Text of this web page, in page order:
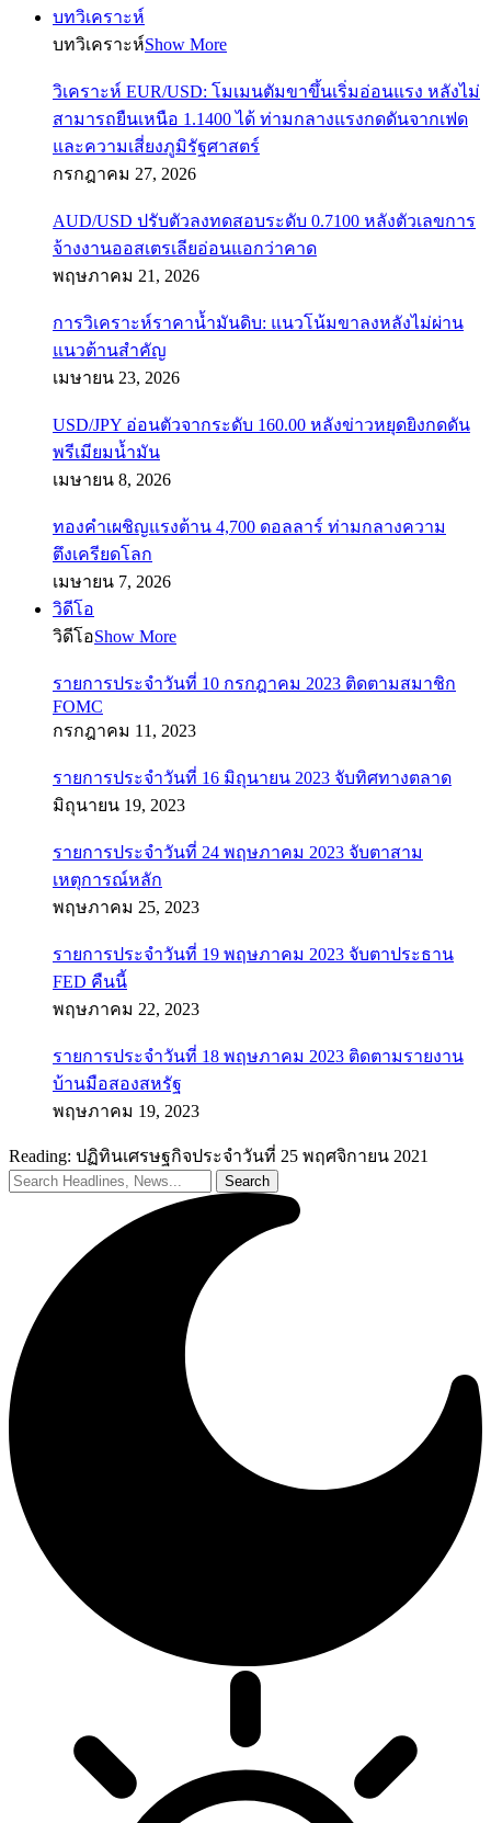
บทวิเคราะห์
บทวิเคราะห์Show More
วิเคราะห์ EUR/USD: โมเมนตัมขาขึ้นเริ่มอ่อนแรง หลังไม่
สามารถยืนเหนือ 1.1400 ได้ ท่ามกลางแรงกดดันจากเฟด
และความเสี่ยงภูมิรัฐศาสตร์
กรกฎาคม 27, 2026
AUD/USD ปรับตัวลงทดสอบระดับ 0.7100 หลังตัวเลขการ
จ้างงานออสเตรเลียอ่อนแอกว่าคาด
พฤษภาคม 21, 2026
การวิเคราะห์ราคาน้ำมันดิบ: แนวโน้มขาลงหลังไม่ผ่าน
แนวต้านสำคัญ
เมษายน 23, 2026
USD/JPY อ่อนตัวจากระดับ 160.00 หลังข่าวหยุดยิงกดดัน
พรีเมียมน้ำมัน
เมษายน 8, 2026
ทองคำเผชิญแรงต้าน 4,700 ดอลลาร์ ท่ามกลางความ
ตึงเครียดโลก
เมษายน 7, 2026
วิดีโอ
วิดีโอShow More
รายการประจำวันที่ 10 กรกฎาคม 2023 ติดตามสมาชิก
FOMC
กรกฎาคม 11, 2023
รายการประจำวันที่ 16 มิถุนายน 2023 จับทิศทางตลาด
มิถุนายน 19, 2023
รายการประจำวันที่ 24 พฤษภาคม 2023 จับตาสาม
เหตุการณ์หลัก
พฤษภาคม 25, 2023
รายการประจำวันที่ 19 พฤษภาคม 2023 จับตาประธาน
FED คืนนี้
พฤษภาคม 22, 2023
รายการประจำวันที่ 18 พฤษภาคม 2023 ติดตามรายงาน
บ้านมือสองสหรัฐ
พฤษภาคม 19, 2023
Reading: ปฏิทินเศรษฐกิจประจำวันที่ 25 พฤศจิกายน 2021